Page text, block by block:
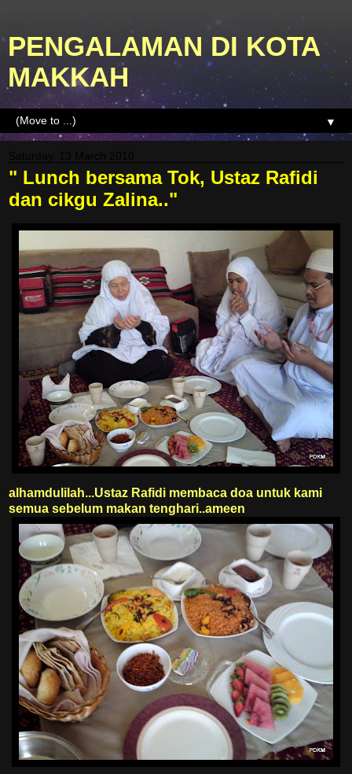
PENGALAMAN DI KOTA
MAKKAH
▼
" Lunch bersama Tok, Ustaz Rafidi
dan cikgu Zalina.."
alhamdulilah...Ustaz Rafidi membaca doa untuk kami
semua sebelum makan tenghari..ameen